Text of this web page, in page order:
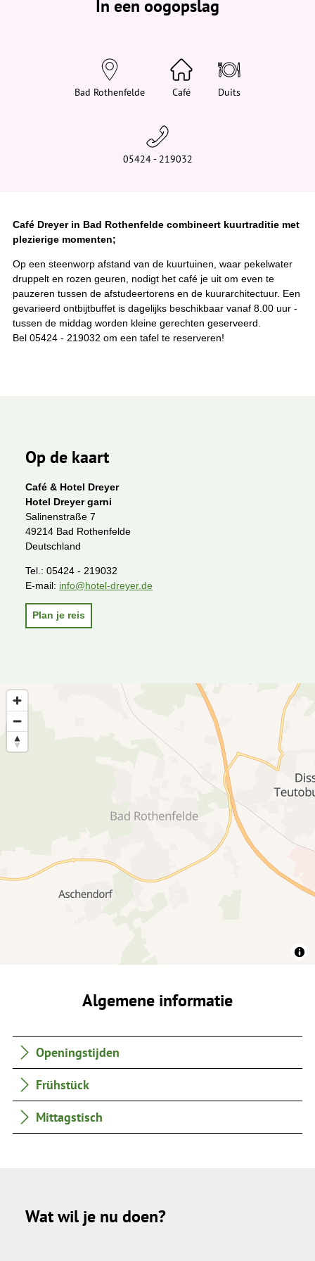
e
In een oogopslag
Bad Rothenfelde Café Duits
05424 - 219032
Café Dreyer in Bad Rothenfelde combineert kuurtraditie met
plezierige momenten;
Op een steenworp afstand van de kuurtuinen, waar pekelwater
druppelt en rozen geuren, nodigt het café je uit om even te
pauzeren tussen de afstudeertorens en de kuurarchitectuur. Een
gevarieerd ontbijtbuffet is dagelijks beschikbaar vanaf 8.00 uur -
tussen de middag worden kleine gerechten geserveerd.
Bel 05424 - 219032 om een tafel te reserveren!
Op de kaart
Café & Hotel Dreyer
Hotel Dreyer garni
Salinenstraße 7
49214 Bad Rothenfelde
Deutschland
Tel.: 05424 - 219032
E-mail: info@hotel-dreyer.de
Plan je reis
Algemene informatie
Openingstijden
Frühstück
Mittagstisch
Wat wil je nu doen?